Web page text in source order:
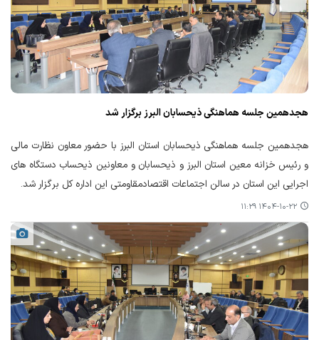
هجدهمین جلسه هماهنگی ذیحسابان البرز برگزار شد
هجدهمین جلسه هماهنگی ذیحسابان استان البرز با حضور معاون نظارت مالی
و رئیس خزانه معین استان البرز و ذیحسابان و معاونین ذیحساب دستگاه های
اجرایی این استان در سالن اجتماعات اقتصادمقاومتی این اداره کل برگزار شد.
۱۴۰۴-۱۰-۲۲ ۱۱:۲۹